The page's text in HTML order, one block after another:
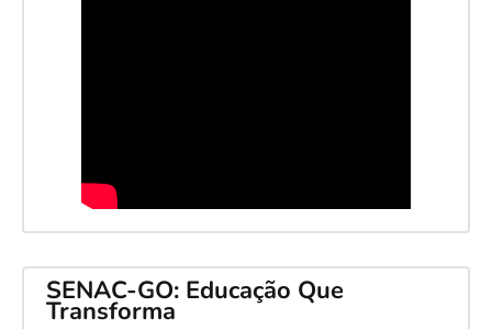
SENAC-GO: Educação Que
Transforma